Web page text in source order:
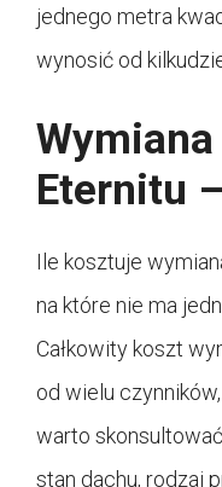
jednego metra
wynosić od
Eternitu
Ile kosztuje
na które nie ma
Całkowity koszt
od wielu
warto
stan dachu, rodzaj